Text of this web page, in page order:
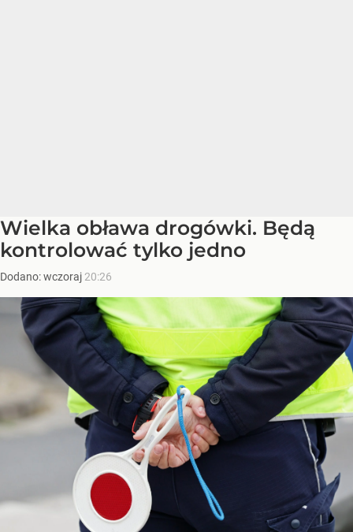
Wielka obława drogówki. Będą
kontrolować tylko jedno
Dodano:wczoraj 20:26